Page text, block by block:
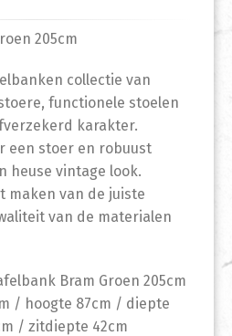
205cm
collectie van
functionele stoelen
karakter.
een stoer en robuust
heuse vintage look.
maken van de juiste
van de materialen
Bram Groen 205cm
/ hoogte 87cm / diepte
/ zitdiepte 42cm